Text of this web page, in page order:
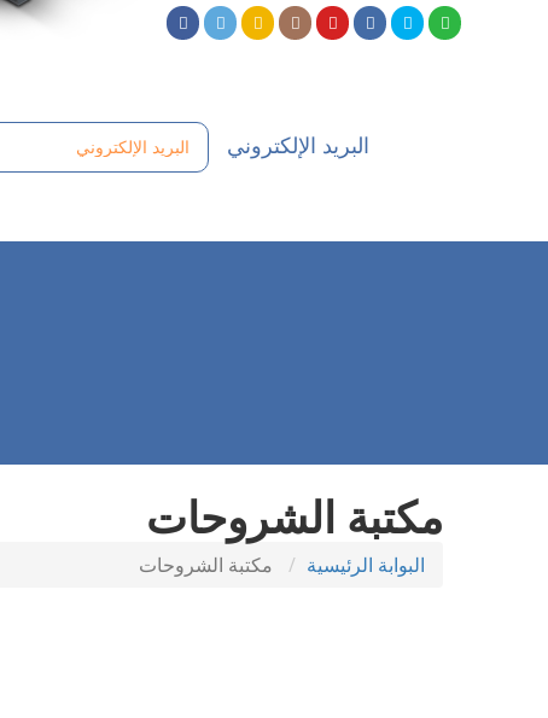
البريد الإلكتروني
مكتبة الشروحات
البوابة الرئيسية مكتبة الشروحات